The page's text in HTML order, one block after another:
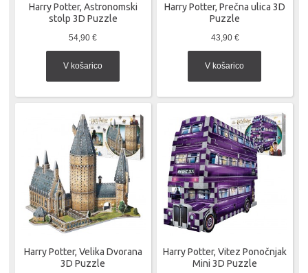
Harry Potter, Astronomski
stolp 3D Puzzle
54,90 €
V košarico
Harry Potter, Prečna ulica 3D
Puzzle
43,90 €
V košarico
Harry Potter, Velika Dvorana
3D Puzzle
Harry Potter, Vitez Ponočnjak
Mini 3D Puzzle